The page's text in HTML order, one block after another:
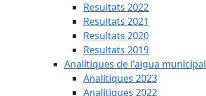
Resultats 2022
Resultats 2021
Resultats 2020
Resultats 2019
Analítiques de l'aigua municipal
Analítiques 2023
Analítiques 2022